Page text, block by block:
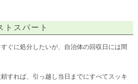
トスパート
ぐに処分したいが、自治体の回収日には間
すれば、引っ越し当日までにすべてスッキ